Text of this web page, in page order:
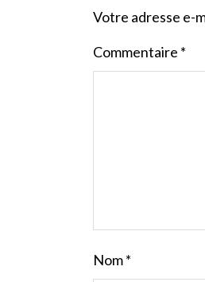
Votre adresse e-
Commentaire *
Nom*